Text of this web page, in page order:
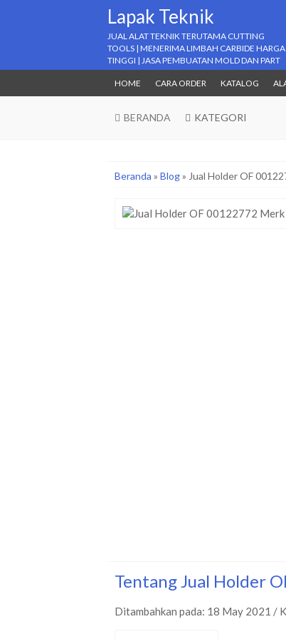
Lapak Teknik
JUAL ALAT TEKNIK TERUTAMA CUTTING
TOOLS | MENERIMA LIMBAH CARBIDE HARGA
TINGGI | JASA PEMBUATAN MOLD DAN PART
HOME CARA ORDER KATALOG
BERANDA KATEGORI
Beranda » Blog» Jual Holder OF
Tentang Jual Holder
Ditambahkan pada: 18 May 2021 /